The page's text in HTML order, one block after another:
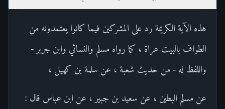
هذه الآية الكريمة رد على المشركين فيما كانوا يعتمدونه من
الطواف بالبيت عراة ، كما رواه مسلم والنسائي وابن جرير -
واللفظ له - من حديث شعبة ، عن سلمة بن كهيل ،
عن مسلم البطين ، عن سعيد بن جبير ، عن ابن عباس قال :